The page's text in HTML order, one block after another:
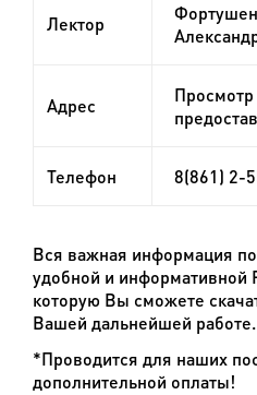
Лектор
Адрес
Телефон 8(861) 2-
Вся важная информация
удобной и информативной
которую Вы сможете
Вашей дальнейшей работе.
*Проводится для наших
дополнительной оплаты!